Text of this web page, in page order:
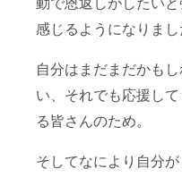
感じるようになりまし
自分はまだまだかも
い、それでも応援し
る皆さんのため。
そしてなにより自分が